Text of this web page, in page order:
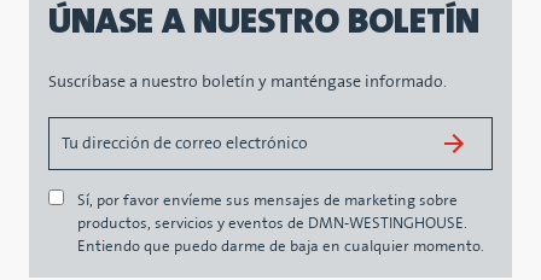
ÚNASE A NUESTRO BOLETÍN
Suscríbase a nuestro boletín y manténgase informado.
Sí, por favor envíeme sus mensajes de marketing sobre
productos, servicios y eventos de DMN-WESTINGHOUSE.
Entiendo que puedo darme de baja en cualquier momento.